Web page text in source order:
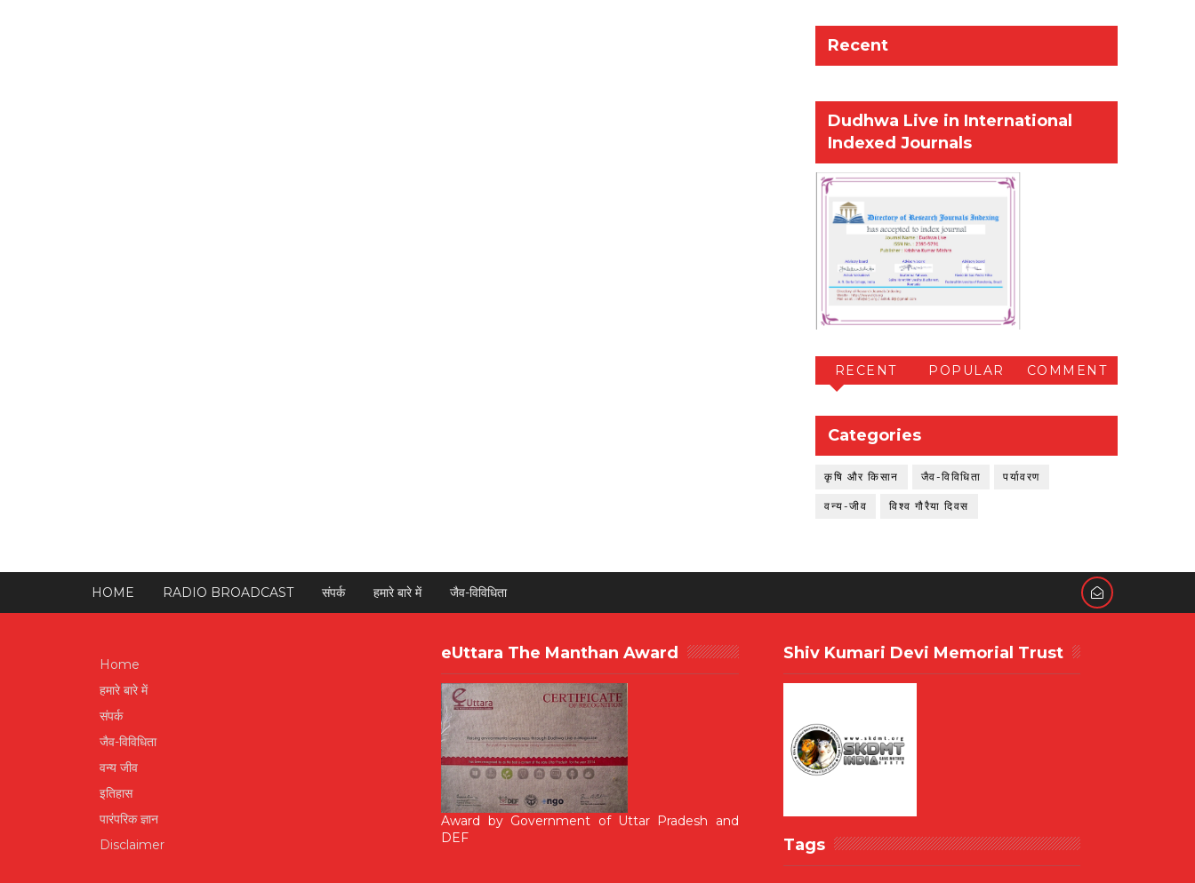
Recent
Dudhwa Live in International
Indexed Journals
RECENT POPULAR COMMENT
Categories
कृषि और किसान जैव-विविधिता पर्यावरण
वन्य-जीव विश्व गौरैया दिवस
HOME RADIO BROADCAST संपर्क हमारे बारे में जैव-विविधिता
Home
हमारे बारे में
संपर्क
जैव-विविधिता
वन्य जीव
इतिहास
पारंपरिक ज्ञान
Disclaimer
eUttara The Manthan Award
Award by Government of Uttar Pradesh and
DEF
Shiv Kumari Devi Memorial Trust
Tags